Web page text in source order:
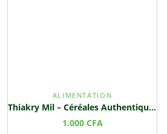
ALIMENTATION
Thiakry Mil – Céréales Authentiques
1.000 CFA